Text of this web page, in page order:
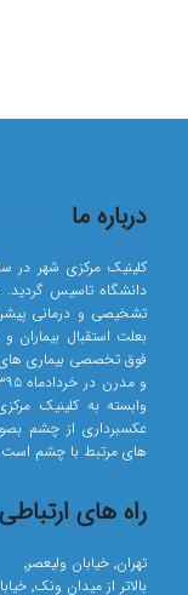
درباره ما
دانشگاه تاسیس
تشخیصی و درمانی
بعلت استقبال
فوق تخصصی بیماری
وابسته به کلینیک
عکسبرداری از چشم
های مرتبط با چشم است.
راه های ارتباطی
تهران٬ خیابان ولیعصر٬
بالاتر از میدان ونک٬ خیابان والی نژاد٬ پلاک ۲۶